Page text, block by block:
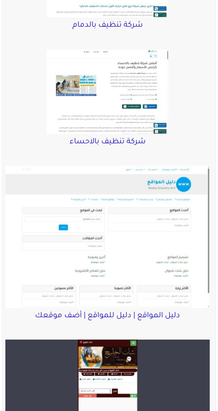
شركة تنظيف بالدمام
شركة تنظيف بالاحساء
دليل المواقع | دليل للمواقع | أضف موقعك